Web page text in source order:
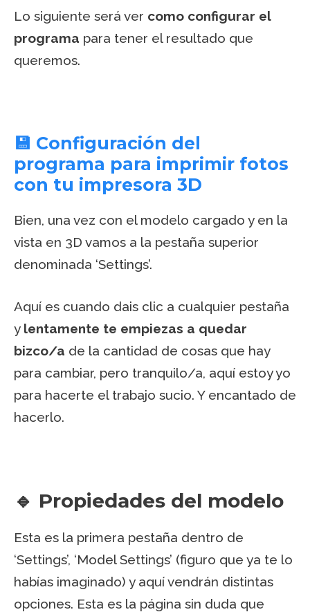
Lo siguiente será ver como configurar el
programa para tener el resultado que
queremos.
💾 Configuración del
programa para imprimir fotos
con tu impresora 3D
Bien, una vez con el modelo cargado y en la
vista en 3D vamos a la pestaña superior
denominada ‘Settings’.
Aquí es cuando dais clic a cualquier pestaña
y lentamente te empiezas a quedar
bizco/a de la cantidad de cosas que hay
para cambiar, pero tranquilo/a, aquí estoy yo
para hacerte el trabajo sucio. Y encantado de
hacerlo.
🔹 Propiedades del modelo
Esta es la primera pestaña dentro de
‘Settings’, ‘Model Settings’ (figuro que ya te lo
habías imaginado) y aquí vendrán distintas
opciones. Esta es la página sin duda que